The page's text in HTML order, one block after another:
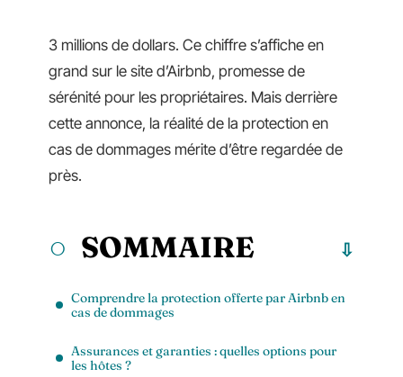
3 millions de dollars. Ce chiffre s’affiche en
grand sur le site d’Airbnb, promesse de
sérénité pour les propriétaires. Mais derrière
cette annonce, la réalité de la protection en
cas de dommages mérite d’être regardée de
près.
SOMMAIRE
Comprendre la protection offerte par Airbnb en
cas de dommages
Assurances et garanties : quelles options pour
les hôtes ?